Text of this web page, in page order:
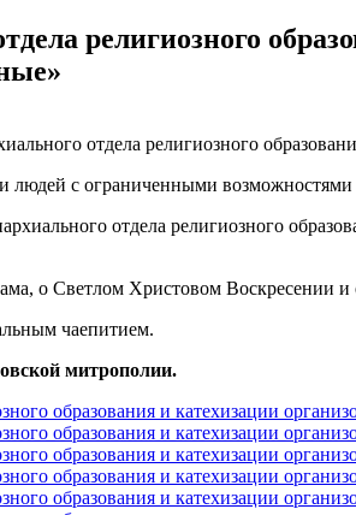
религиозного
с ограниченными
отдела религиозного
о Светлом Христовом Воскресении
чаепитием.
митрополии.